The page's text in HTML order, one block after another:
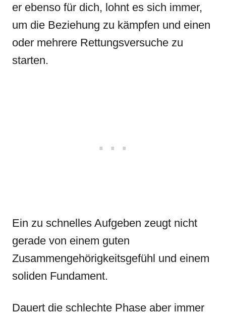
er ebenso für dich, lohnt es sich immer,
um die Beziehung zu kämpfen und einen
oder mehrere Rettungsversuche zu
starten.
Ein zu schnelles Aufgeben zeugt nicht
gerade von einem guten
Zusammengehörigkeitsgefühl und einem
soliden Fundament.
Dauert die schlechte Phase aber immer